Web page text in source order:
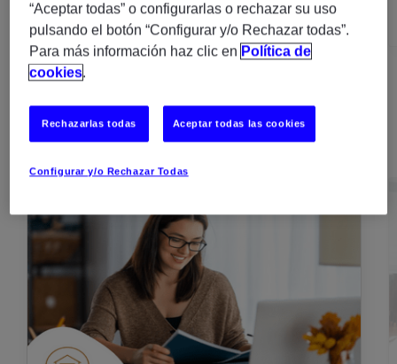
“Aceptar todas” o configurarlas o rechazar su uso
pulsando el botón “Configurar y/o Rechazar todas”.
Para más información haz clic en Política de
cookies.
Configurar y/o Rechazar Todas
Rechazarlas todas Aceptar todas las cookies